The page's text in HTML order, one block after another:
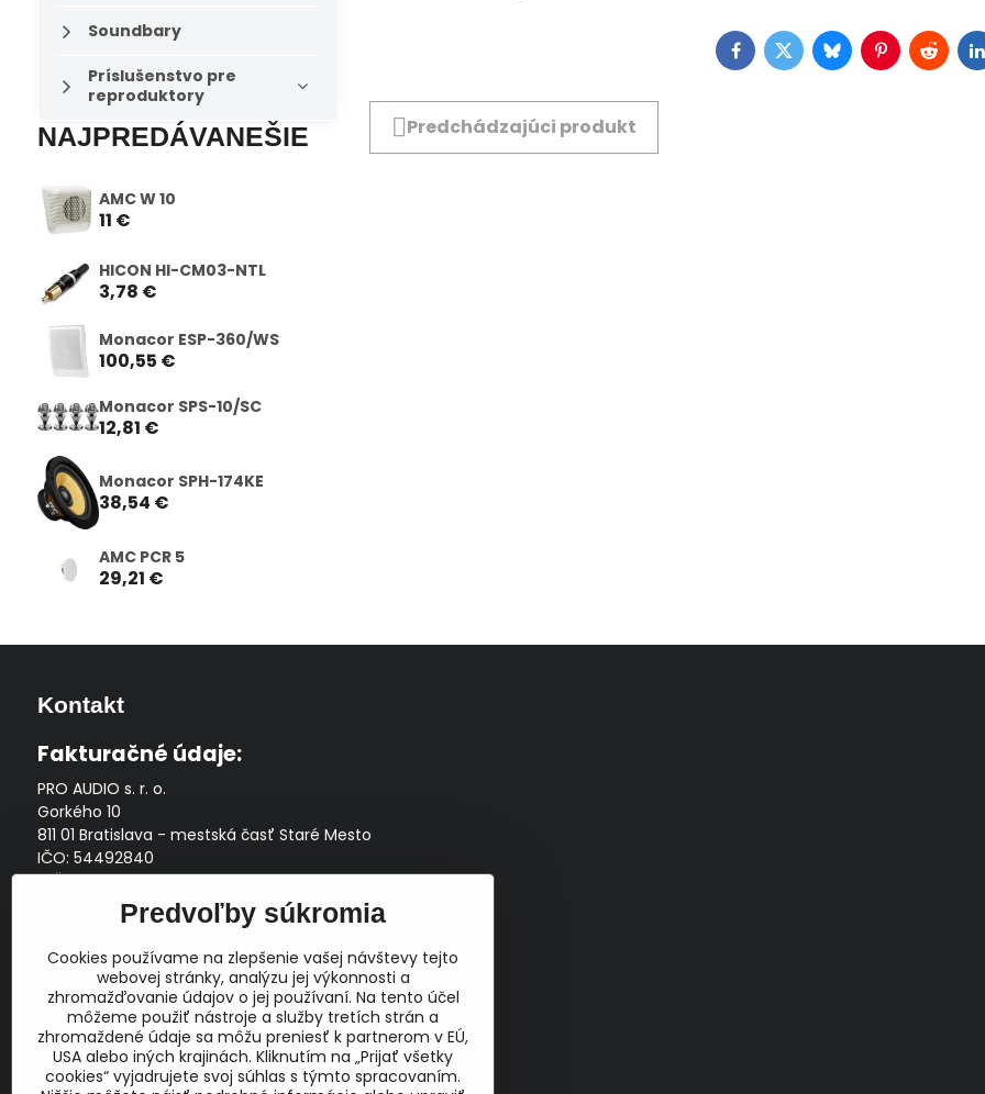
Facebook
TwitterBlueskyPinterest
Reddit
Predchádzajúci produkt
Soundbary
Príslušenstvo pre
reproduktory
NAJPREDÁVANEŠIE
AMC W 10
11 €
HICON HI-CM03-NTL
3,78 €
Monacor ESP-360/WS
100,55 €
Monacor SPS-10/SC
12,81 €
Monacor SPH-174KE
38,54 €
AMC PCR 5
29,21 €
Kontakt
Fakturačné údaje:
PRO AUDIO s. r. o.
Gorkého 10
811 01 Bratislava - mestská časť Staré Mesto
IČO: 54492840
DIČ: 2121704145
IČ DPH: SK2121704145
I, Oddiel Sro, Vložka č. 163349/B
Prevádzková doba: pracovné dni10:00 - 14:00
E-mail:
obchod@proaudio.sk
Bankové spojenie:
Predvoľby súkromia
Cookies používame na zlepšenie vašej návštevy tejto
webovej stránky, analýzu jej výkonnosti a
zhromažďovanie údajov o jej používaní. Na tento účel
môžeme použiť nástroje a služby tretích strán a
zhromaždené údaje sa môžu preniesť k partnerom v EÚ,
USA alebo iných krajinách. Kliknutím na „Prijať všetky
cookies“ vyjadrujete svoj súhlas s týmto spracovaním.